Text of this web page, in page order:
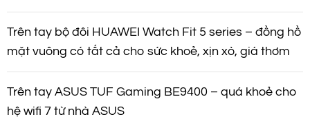
Trên tay bộ đôi HUAWEI Watch Fit 5 series – đồng hồ
mặt vuông có tất cả cho sức khoẻ, xịn xò, giá thơm
Trên tay ASUS TUF Gaming BE9400 – quá khoẻ cho
hệ wifi 7 từ nhà ASUS